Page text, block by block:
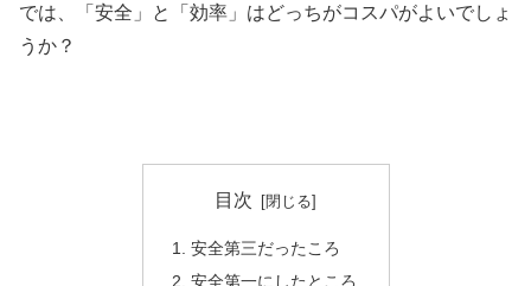
では、「安全」と「効率」はどっちがコスパがよいでしょ
うか？
目次
安全第三だったころ
安全第一にしたところ